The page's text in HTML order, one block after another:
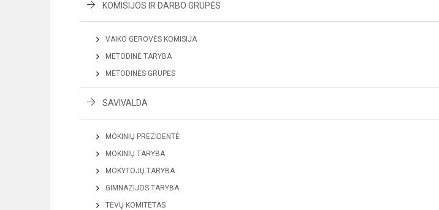
KOMISIJOS IR DARBO GRUPĖS
VAIKO GEROVĖS KOMISIJA
METODINĖ TARYBA
METODINĖS GRUPĖS
SAVIVALDA
MOKINIŲ PREZIDENTĖ
MOKINIŲ TARYBA
MOKYTOJŲ TARYBA
GIMNAZIJOS TARYBA
TĖVŲ KOMITETAS